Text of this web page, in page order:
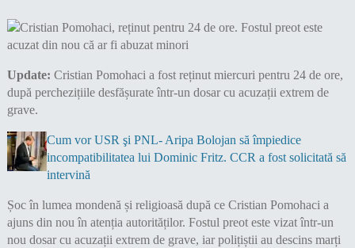
Update: Cristian Pomohaci a fost reținut miercuri pentru 24 de ore,
după perchezițiile desfășurate într-un dosar cu acuzații extrem de
grave.
Cum vor USR şi PNL- Aripa Bolojan să împiedice
incompatibilitatea lui Dominic Fritz. CCR a fost solicitată să
intervină
Șoc în lumea mondenă și religioasă după ce Cristian Pomohaci a
ajuns din nou în atenția autorităților. Fostul preot este vizat într-un
nou dosar cu acuzații extrem de grave, iar polițiștii au descins marți